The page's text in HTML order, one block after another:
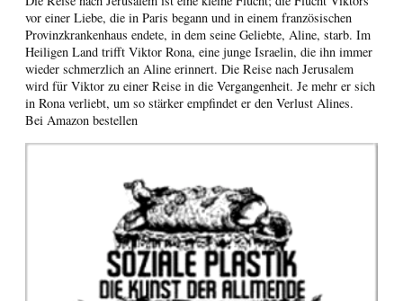
vor einer Liebe, die in Paris begann und in einem französischen
Provinzkrankenhaus endete, in dem seine Geliebte, Aline, starb. Im
Heiligen Land trifft Viktor Rona, eine junge Israelin, die ihn immer
wieder schmerzlich an Aline erinnert. Die Reise nach Jerusalem
wird für Viktor zu einer Reise in die Vergangenheit. Je mehr er sich
in Rona verliebt, um so stärker empfindet er den Verlust Alines.
Bei Amazon bestellen